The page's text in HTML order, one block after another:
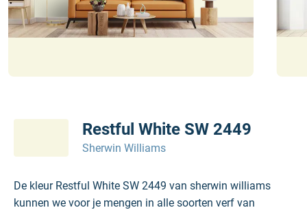
Restful White SW 2449
Sherwin Williams
De kleur Restful White SW 2449 van sherwin williams
kunnen we voor je mengen in alle soorten verf van